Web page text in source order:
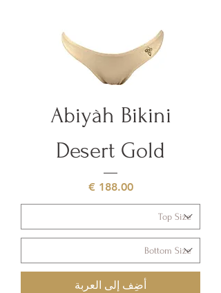
Abiyàh Bikini
Desert Gold
السعر‏188.00 €
أضِف إلى العربة